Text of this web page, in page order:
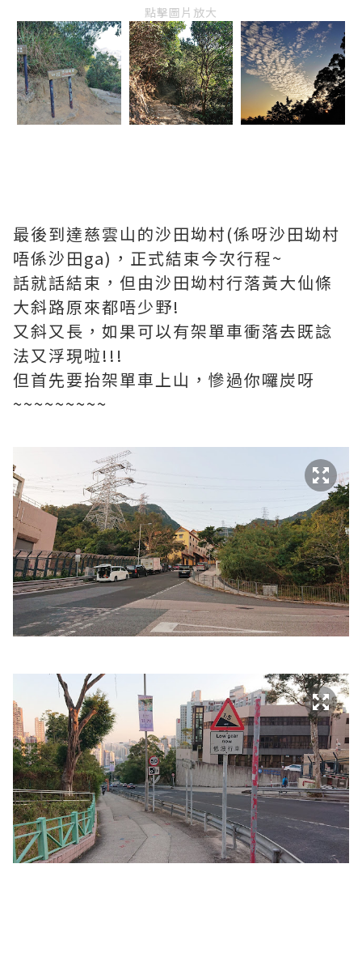
點擊圖片放大
最後到達慈雲山的沙田坳村(係呀沙田坳村
唔係沙田ga)，正式結束今次行程~
話就話結束，但由沙田坳村行落黃大仙條
大斜路原來都唔少野!
又斜又長，如果可以有架單車衝落去既諗
法又浮現啦!!!
但首先要抬架單車上山，慘過你囉炭呀
~~~~~~~~~